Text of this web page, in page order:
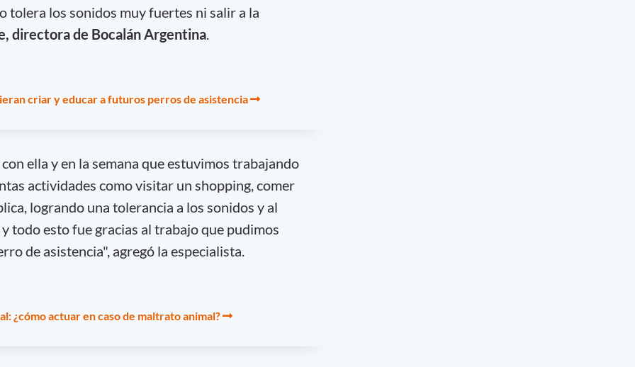
tolera los sonidos muy fuertes ni salir a la
directora de Bocalán Argentina.
criar y educar a futuros perros de asistencia
ella y en la semana que estuvimos trabajando
actividades como visitar un shopping, comer
logrando una tolerancia a los sonidos y al
todo esto fue gracias al trabajo que pudimos
de asistencia", agregó la especialista.
¿cómo actuar en caso de maltrato animal?